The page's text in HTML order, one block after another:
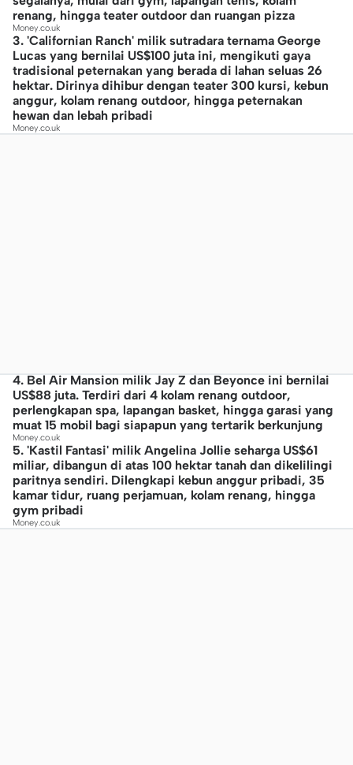
renang, hingga teater outdoor dan ruangan pizza
Money.co.uk
3. 'Californian Ranch' milik sutradara ternama George
Lucas yang bernilai US$100 juta ini, mengikuti gaya
tradisional peternakan yang berada di lahan seluas 26
hektar. Dirinya dihibur dengan teater 300 kursi, kebun
anggur, kolam renang outdoor, hingga peternakan
hewan dan lebah pribadi
Money.co.uk
4. Bel Air Mansion milik Jay Z dan Beyonce ini bernilai
US$88 juta. Terdiri dari 4 kolam renang outdoor,
perlengkapan spa, lapangan basket, hingga garasi yang
muat 15 mobil bagi siapapun yang tertarik berkunjung
Money.co.uk
5. 'Kastil Fantasi' milik Angelina Jollie seharga US$61
miliar, dibangun di atas 100 hektar tanah dan dikelilingi
paritnya sendiri. Dilengkapi kebun anggur pribadi, 35
kamar tidur, ruang perjamuan, kolam renang, hingga
gym pribadi
Money.co.uk